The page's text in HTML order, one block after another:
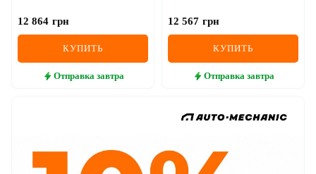
2017–
12 864 грн
КУПИТЬ
Отправка завтра
12 567 грн
КУПИТЬ
Отправка завтра